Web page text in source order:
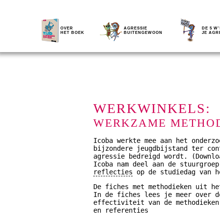
OVER
HET BOEK
AGRESSIE
BUITENGEWOON
DE 5
JE
WERKWINKELS:
WERKZAME
Icoba werkte mee aan het
bijzondere jeugdbijstand ter
agressie bedreigd wordt.
Icoba nam deel aan de
reflecties op de studiedag van
De fiches met methodieken uit
In de fiches lees je meer over
effectiviteit van de
en referenties